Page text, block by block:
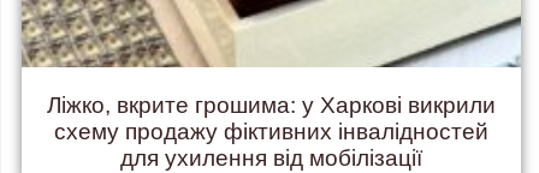
Ліжко, вкрите грошима: у Харкові викрили
схему продажу фіктивних інвалідностей
для ухилення від мобілізації